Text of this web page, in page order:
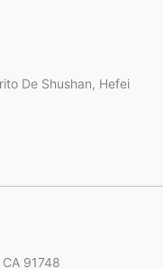
De Shushan, Hefei
91748